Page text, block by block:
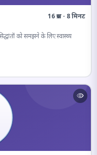
16 प्रश्न · 8 मिनट
को समझने के लिए स्वास्थ्य